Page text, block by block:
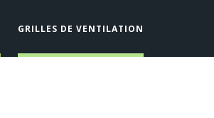
GRILLES DE VENTILATION